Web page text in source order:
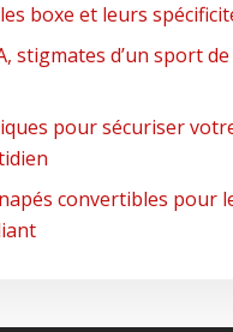
boxe et leurs
stigmates d’un sport
pour sécuriser
convertibles pour